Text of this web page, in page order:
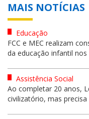
MAIS NOTÍCIAS
Educação
FCC e MEC realizam
da educação infantil
Assistência Social
Ao completar 20 anos,
civilizatório, mas